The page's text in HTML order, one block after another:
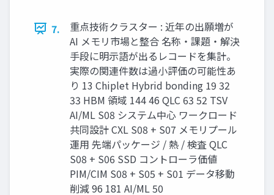
7.
重点技術クラスター : 近年の出願増が
AI メモリ市場と整合 名称・課題・解決
手段に明示語が出るレコードを集計。
実際の関連件数は過小評価の可能性あ
り 13 Chiplet Hybrid bonding 19 32
33 HBM 領域 144 46 QLC 63 52 TSV
AI/ML S08 システム中心 ワークロード
共同設計 CXL S08 + S07 メモリプール
運用 先端パッケージ / 熱 / 検査 QLC
S08 + S06 SSD コントローラ価値
PIM/CIM S08 + S05 + S01 データ移動
削減 96 181 AI/ML 50